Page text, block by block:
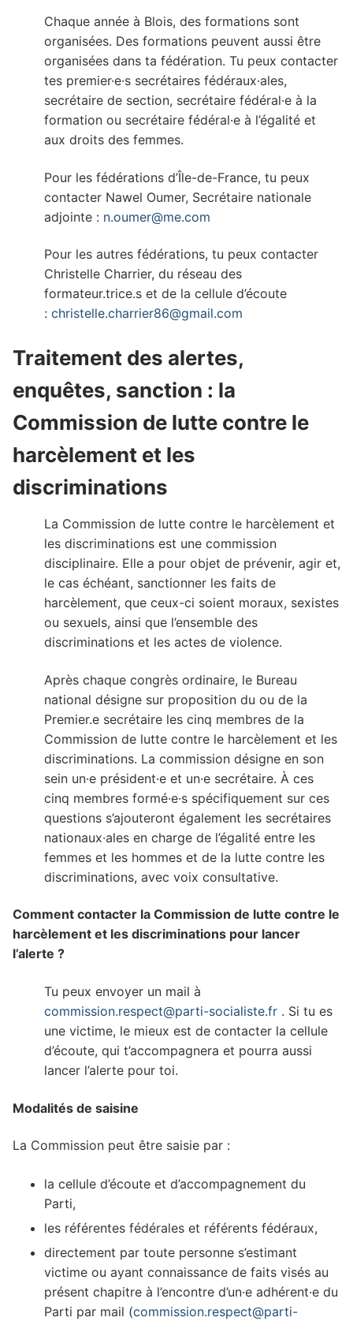
Chaque année à Blois, des formations sont
organisées. Des formations peuvent aussi être
organisées dans ta fédération. Tu peux contacter
tes premier·e·s secrétaires fédéraux·ales,
secrétaire de section, secrétaire fédéral·e à la
formation ou secrétaire fédéral·e à l’égalité et
aux droits des femmes.
Pour les fédérations d’Île-de-France, tu peux
contacter Nawel Oumer, Secrétaire nationale
adjointe : n.oumer@me.com
Pour les autres fédérations, tu peux contacter
Christelle Charrier, du réseau des
formateur.trice.s et de la cellule d’écoute
: christelle.charrier86@gmail.com
Traitement des alertes,
enquêtes, sanction : la
Commission de lutte contre le
harcèlement et les
discriminations
La Commission de lutte contre le harcèlement et
les discriminations est une commission
disciplinaire. Elle a pour objet de prévenir, agir et,
le cas échéant, sanctionner les faits de
harcèlement, que ceux-ci soient moraux, sexistes
ou sexuels, ainsi que l’ensemble des
discriminations et les actes de violence.
Après chaque congrès ordinaire, le Bureau
national désigne sur proposition du ou de la
Premier.e secrétaire les cinq membres de la
Commission de lutte contre le harcèlement et les
discriminations. La commission désigne en son
sein un·e président·e et un·e secrétaire. À ces
cinq membres formé·e·s spécifiquement sur ces
questions s’ajouteront également les secrétaires
nationaux·ales en charge de l’égalité entre les
femmes et les hommes et de la lutte contre les
discriminations, avec voix consultative.
Comment contacter la Commission de lutte contre le
harcèlement et les discriminations pour lancer
l’alerte ?
Tu peux envoyer un mail à
commission.respect@parti-socialiste.fr . Si tu es
une victime, le mieux est de contacter la cellule
d’écoute, qui t’accompagnera et pourra aussi
lancer l’alerte pour toi.
Modalités de saisine
La Commission peut être saisie par :
la cellule d’écoute et d’accompagnement du
Parti,
les référentes fédérales et référents fédéraux,
directement par toute personne s’estimant
victime ou ayant connaissance de faits visés au
présent chapitre à l’encontre d’un·e adhérent·e du
Parti par mail (commission.respect@parti-